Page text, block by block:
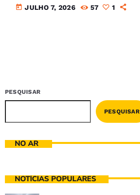
today JULHO 7, 2026 57 1
PESQUISAR
PESQUISAR
NO AR
NOTÍCIAS POPULARES